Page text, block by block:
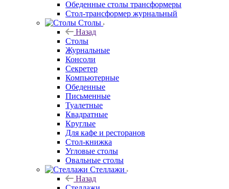
Обеденные столы трансформеры
Стол-трансформер журнальный
Столы
Назад
Столы
Журнальные
Консоли
Секретер
Компьютерные
Обеденные
Письменные
Туалетные
Квадратные
Круглые
Для кафе и ресторанов
Стол-книжка
Угловые столы
Овальные столы
Стеллажи
Назад